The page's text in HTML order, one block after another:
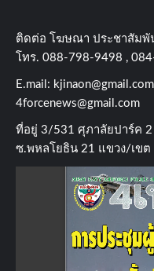
ติดต่อ​ โฆษณา​ ประชาสัมพั
โทร​. 088-798-9498 ,
E.mail: kjinaon@gmail.com
4forcenews@gmail.com
ที่อยู่​ 3/531​ ศุภาลัยปาร์ค​ 2
ซ.พหลโยธิน​ 21​ แขวง/เขต​